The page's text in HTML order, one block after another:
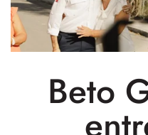
Beto